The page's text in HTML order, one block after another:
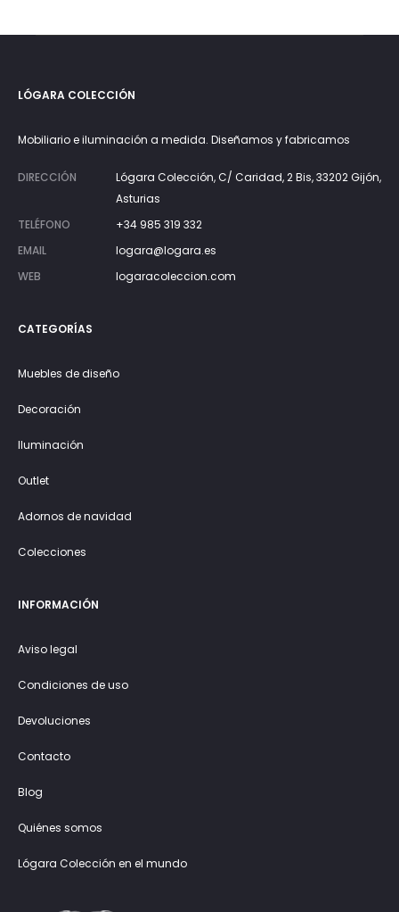
LÓGARA COLECCIÓN
Mobiliario e iluminación a medida. Diseñamos y fabricamos
DIRECCIÓN
Lógara Colección, C/ Caridad, 2 Bis, 33202 Gijón,
Asturias
TELÉFONO
+34 985 319 332
EMAIL
logara@logara.es
WEB
logaracoleccion.com
CATEGORÍAS
Muebles de diseño
Decoración
Iluminación
Outlet
Adornos de navidad
Colecciones
INFORMACIÓN
Aviso legal
Condiciones de uso
Devoluciones
Contacto
Blog
Quiénes somos
Lógara Colección en el mundo